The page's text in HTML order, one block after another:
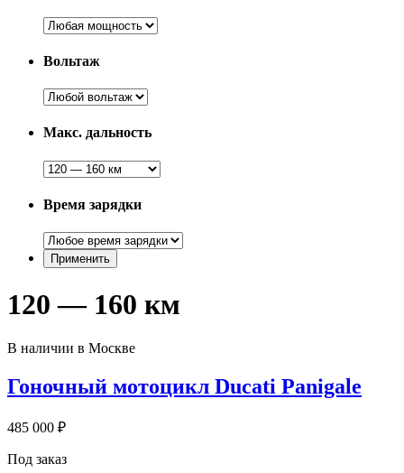
Вольтаж
Макс. дальность
Время зарядки
120 — 160 км
В наличии в Москве
Гоночный мотоцикл Ducati Panigale
485 000 ₽
Под заказ